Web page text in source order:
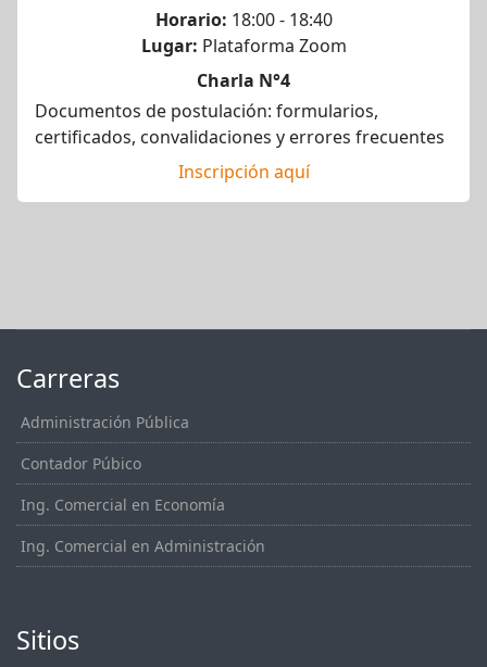
Horario: 18:00 - 18:40
Lugar: Plataforma Zoom
Charla N°4
Documentos de postulación: formularios,
certificados, convalidaciones y errores frecuentes
Inscripción aquí
Carreras
Administración Pública
Contador Púbico
Ing. Comercial en Economía
Ing. Comercial en Administración
Sitios